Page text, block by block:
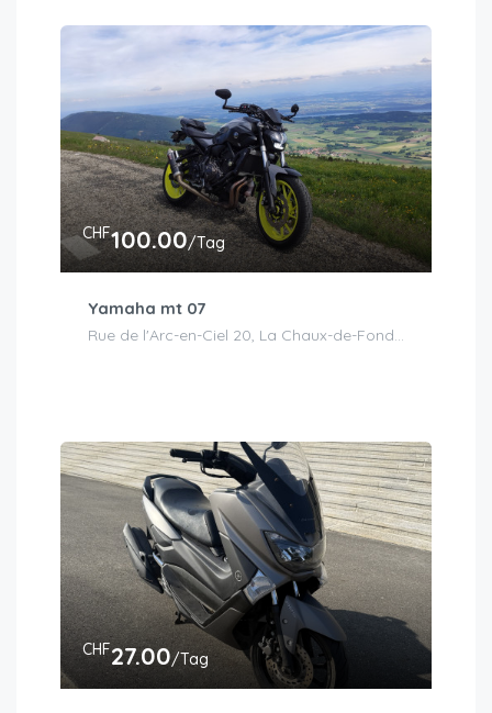
CHF100.00/Tag
Yamaha mt 07
Rue de l'Arc-en-Ciel 20, La Chaux-de-Fonds, Suisse
CHF27.00/Tag